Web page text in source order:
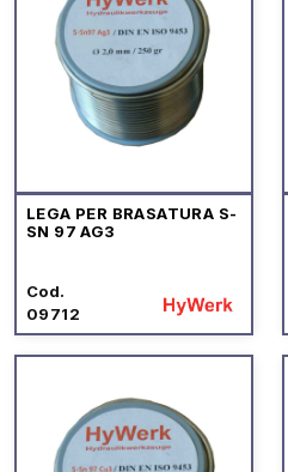
LEGA PER BRASATURA S-
SN 97 AG3
Cod.
09712